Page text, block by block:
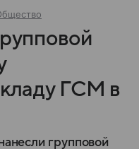
ГСМ в
групповой